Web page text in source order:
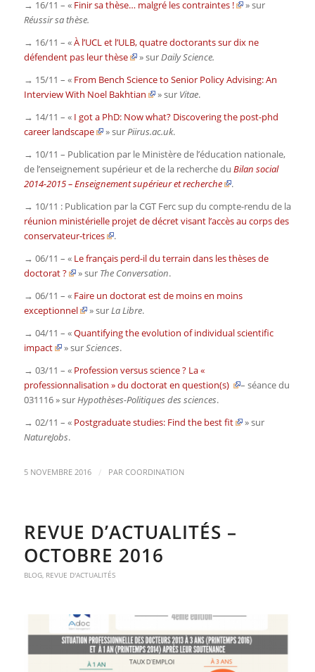
→ 16/11 – « Finir sa thèse… malgré les contraintes !
» sur
Réussir sa thèse.
→ 16/11 – «À l’UCL et l’ULB, quatre doctorants sur dix ne
défendent pas leur thèse
» surDaily Science.
→ 15/11 – « From Bench Science to Senior Policy Advising: An
Interview With Noel Bakhtian
» sur Vitae.
→ 14/11 – « I got a PhD: Now what? Discovering the post-phd
career landscape
» surPiirus.ac.uk.
→ 10/11 – Publication par le Ministère de l’éducation nationale,
de l’enseignement supérieur et de la recherche du Bilan social
2014-2015 – Enseignement supérieur et recherche
.
→ 10/11 : Publication par la CGT Ferc sup du compte-rendu de la
réunion ministérielle projet de décret visant l’accès au corps des
conservateur-trices
.
→ 06/11 – « Le français perd-il du terrain dans les thèses de
doctorat ?
» sur The Conversation.
→ 06/11 – « Faire un doctorat est de moins en moins
exceptionnel
» surLa Libre.
→ 04/11 – «Quantifying the evolution of individual scientific
impact
» surSciences.
→ 03/11 – « Profession versus science ? La «
professionnalisation » du doctorat en question(s)
– séance du
031116 » surHypothèses-Politiques des sciences.
→ 02/11 – « Postgraduate studies: Find the best fit
» sur
NatureJobs.
5 NOVEMBRE 2016 / PAR COORDINATION
REVUE D’ACTUALITÉS –
OCTOBRE 2016
BLOG, REVUE D'ACTUALITÉS